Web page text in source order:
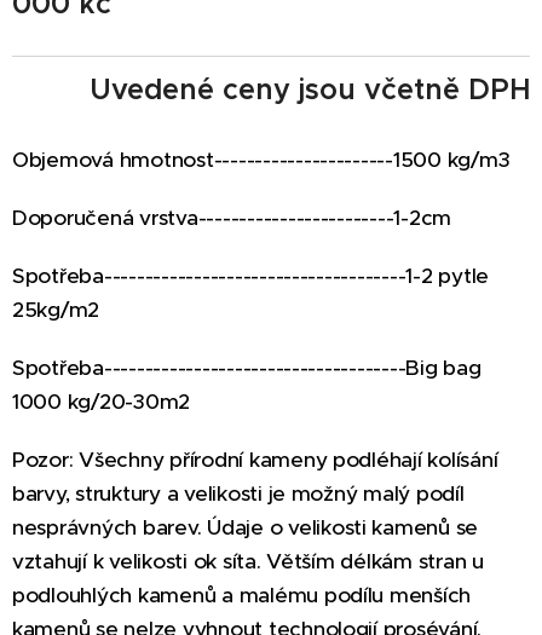
Uvedené ceny jsou včetně DPH
Objemová hmotnost----------------------1500 kg/m3
Doporučená vrstva------------------------1-2cm
Spotřeba-------------------------------------1-2 pytle
25kg/m2
Spotřeba-------------------------------------Big bag
1000 kg/20-30m2
Pozor: Všechny přírodní kameny podléhají kolísání
barvy, struktury a velikosti je možný malý podíl
nesprávných barev. Údaje o velikosti kamenů se
vztahují k velikosti ok síta. Větším délkám stran u
podlouhlých kamenů a malému podílu menších
kamenů se nelze vyhnout technologií prosévání.